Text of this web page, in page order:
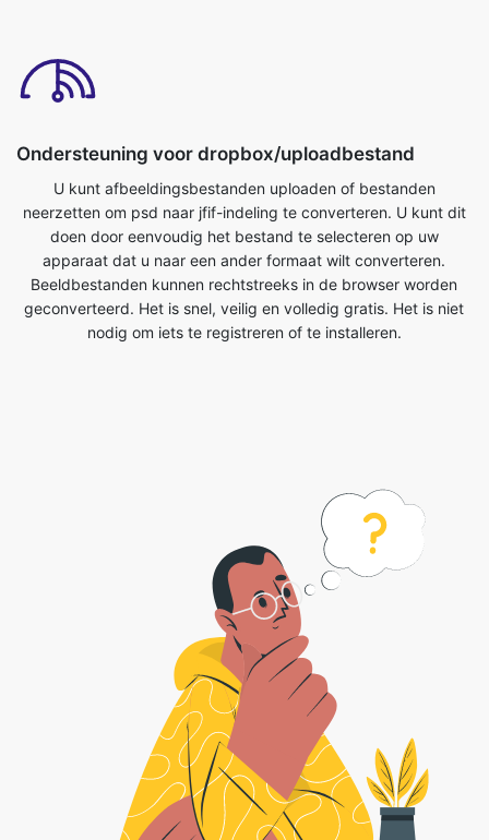
Ondersteuning voor dropbox/uploadbestand
U kunt afbeeldingsbestanden uploaden of bestanden
apparaat dat u naar een ander formaat wilt converteren.
Beeldbestanden kunnen rechtstreeks in de browser worden
geconverteerd. Het is snel, veilig en volledig gratis. Het is niet
nodig om iets te registreren of te installeren.